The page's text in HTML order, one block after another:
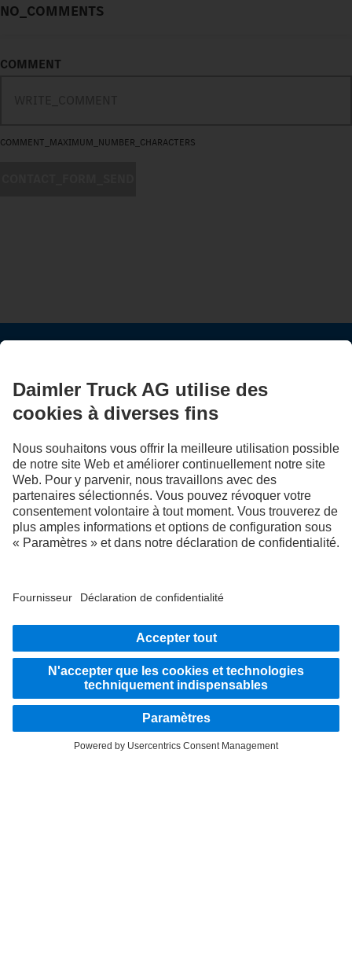
NO_COMMENTS
COMMENT
COMMENT_MAXIMUM_NUMBER_CHARACTERS
Découvrez Mercedes-Benz Trucks sur nos canaux
numériques.
FOLLOW THE ROADSTARS.
et routières.
Montez à bord